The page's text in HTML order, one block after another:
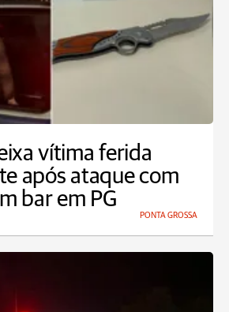
vítima ferida
após ataque com
bar em PG
PONTA GROSSA